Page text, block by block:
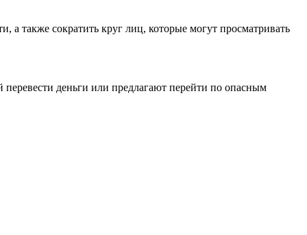
а также сократить круг лиц, которые могут просматривать
деньги или предлагают перейти по опасным